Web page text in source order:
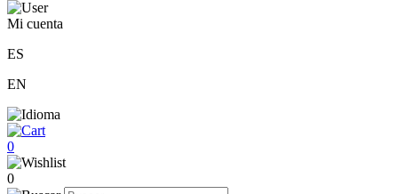
Mi cuenta
ES
EN
0
0